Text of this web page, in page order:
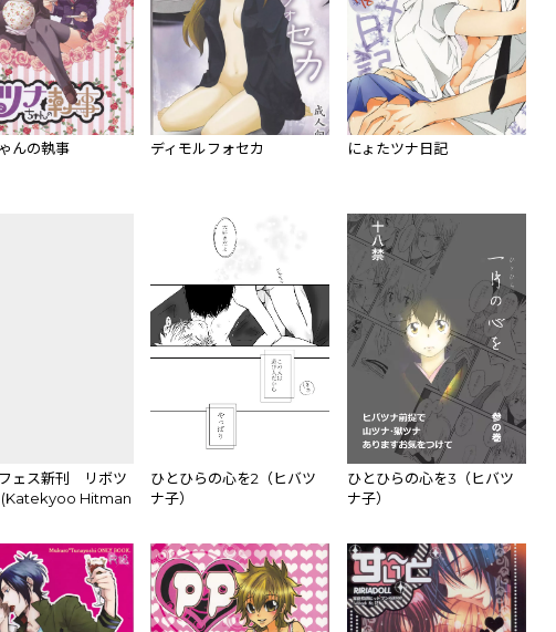
んの執事 ディモルフォセカ にょたツナ日記
ェス新刊 リボツ
(Katekyoo Hitman
ひとひらの心を2（ヒバツ
ナ子）
ひとひらの心を3（ヒバツ
ナ子）